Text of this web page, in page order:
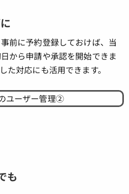
前に予約登録しておけば、当
から申請や承認を開始できま
た対応にも活用できます。
も